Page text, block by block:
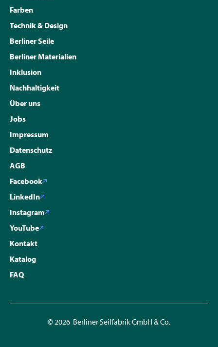
Farben
Technik & Design
Berliner Seile
Berliner Materialien
Inklusion
Nachhaltigkeit
Über uns
Jobs
Impressum
Datenschutz
AGB
Facebook
LinkedIn
Instagram
YouTube
Kontakt
Katalog
FAQ
© 2026 Berliner Seilfabrik GmbH & Co.